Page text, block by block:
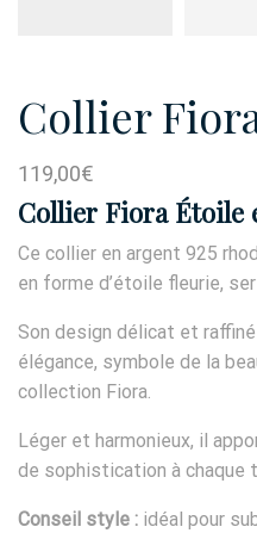
Collier
119,00€
Collier Fiora Étoile
Ce collier en argent 925
en forme d’étoile fleurie,
Son design délicat et
élégance, symbole de la
collection Fiora.
Léger et harmonieux, il
de sophistication à chaque
Conseil style : idéal pour